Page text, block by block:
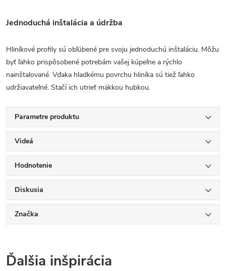
Jednoduchá inštalácia a údržba
Hliníkové profily sú obľúbené pre svoju jednoduchú inštaláciu. Môžu
byť ľahko prispôsobené potrebám vašej kúpeľne a rýchlo
nainštalované. Vďaka hladkému povrchu hliníka sú tiež ľahko
udržiavateľné. Stačí ich utrieť mäkkou hubkou.
Parametre produktu
Videá
Hodnotenie
Diskusia
Značka
Ďalšia inšpirácia